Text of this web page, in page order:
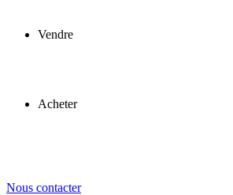
Vendre
Acheter
Nous contacter